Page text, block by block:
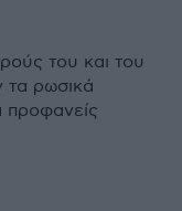
του και του
τα ρωσικά
προφανείς